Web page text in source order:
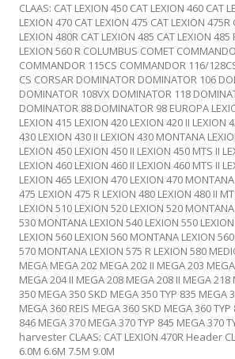
CLAAS: CAT LEXION 450 CAT LEXION 460 CAT
LEXION 470 CAT LEXION 475 CAT LEXION 475R
LEXION 480R CAT LEXION 485 CAT LEXION 485
LEXION 560 R COLUMBUS COMET
COMMANDOR 115CS COMMANDOR 116/
CS CORSAR DOMINATOR DOMINATOR 106
DOMINATOR 108VX DOMINATOR 118
DOMINATOR 88 DOMINATOR 98 EUROPA
LEXION 415 LEXION 420 LEXION 420 II LEXION
430 LEXION 430 II LEXION 430 MONTANA
LEXION 450 LEXION 450 II LEXION 450 MTS II
LEXION 460 LEXION 460 II LEXION 460 MTS II
LEXION 465 LEXION 470 LEXION 470
475 LEXION 475 R LEXION 480 LEXION 480 II
LEXION 510 LEXION 520 LEXION 520
530 MONTANA LEXION 540 LEXION 550
LEXION 560 LEXION 560 MONTANA LEXION
570 MONTANA LEXION 575 R LEXION 580
MEGA MEGA 202 MEGA 202 II MEGA 203
MEGA 204 II MEGA 208 MEGA 208 II MEGA 218
350 MEGA 350 SKD MEGA 350 TYP 835 MEGA
MEGA 360 REIS MEGA 360 SKD MEGA 360
846 MEGA 370 MEGA 370 TYP 845 MEGA 370
harvester CLAAS: CAT LEXION 470R Header
6.0M 6.6M 7.5M 9.0M